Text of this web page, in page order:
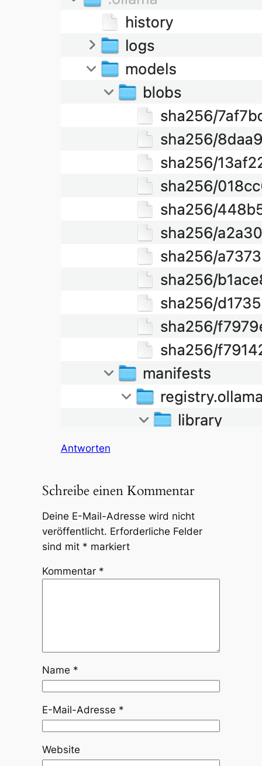
Antworten
Schreibe einen Kommentar
Deine E-Mail-Adresse wird nicht
veröffentlicht. Erforderliche Felder
sind mit * markiert
Kommentar *
Name *
E-Mail-Adresse *
Website